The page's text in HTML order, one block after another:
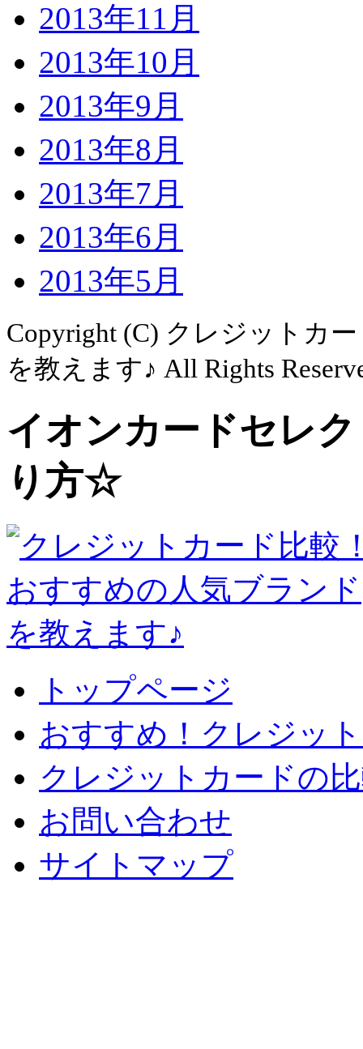
2013年11月
2013年10月
2013年9月
2013年8月
2013年7月
2013年6月
2013年5月
Copyright (C) クレジットカ
を教えます♪ All Rights
イオンカードセレ
り方☆
トップページ
おすすめ！クレジッ
クレジットカードの
お問い合わせ
サイトマップ